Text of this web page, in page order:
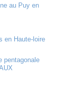
au Puy en
en Haute-loire
pentagonale